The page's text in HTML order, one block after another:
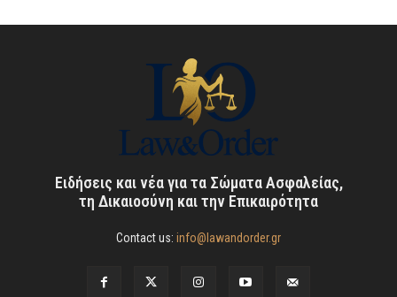
Ειδήσεις και νέα για τα Σώματα Ασφαλείας,
τη Δικαιοσύνη και την Επικαιρότητα
Contact us: info@lawandorder.gr